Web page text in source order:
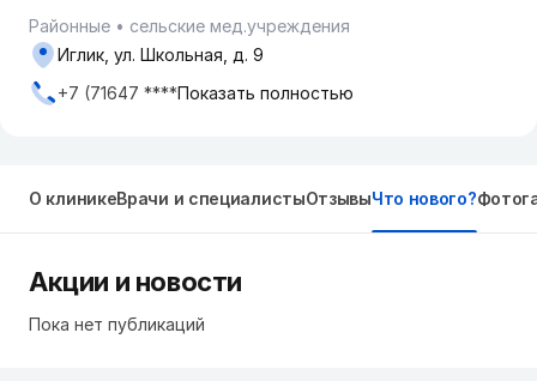
Районные
сельские мед.учреждения
Иглик, ул. Школьная, д. 9
+7 (71647 ****Показать полностью
О клиникеВрачи и специалистыОтзывыЧто нового?
Акции и новости
Пока нет публикаций